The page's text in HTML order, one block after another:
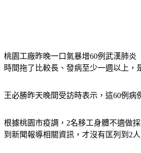
桃園工廠昨晚一口氣暴增60例武漢肺
時間拖了比較長、發病至少一週以上，
王必勝昨天晚間受訪時表示，這60例
根據桃園市疫調，2名移工身體不適做
到新聞報導相關資訊，才沒有匡列到2人